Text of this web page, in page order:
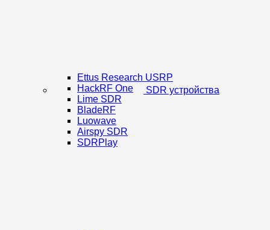
SDR устройства
Ettus Research USRP
HackRF One
Lime SDR
BladeRF
Luowave
Airspy SDR
SDRPlay